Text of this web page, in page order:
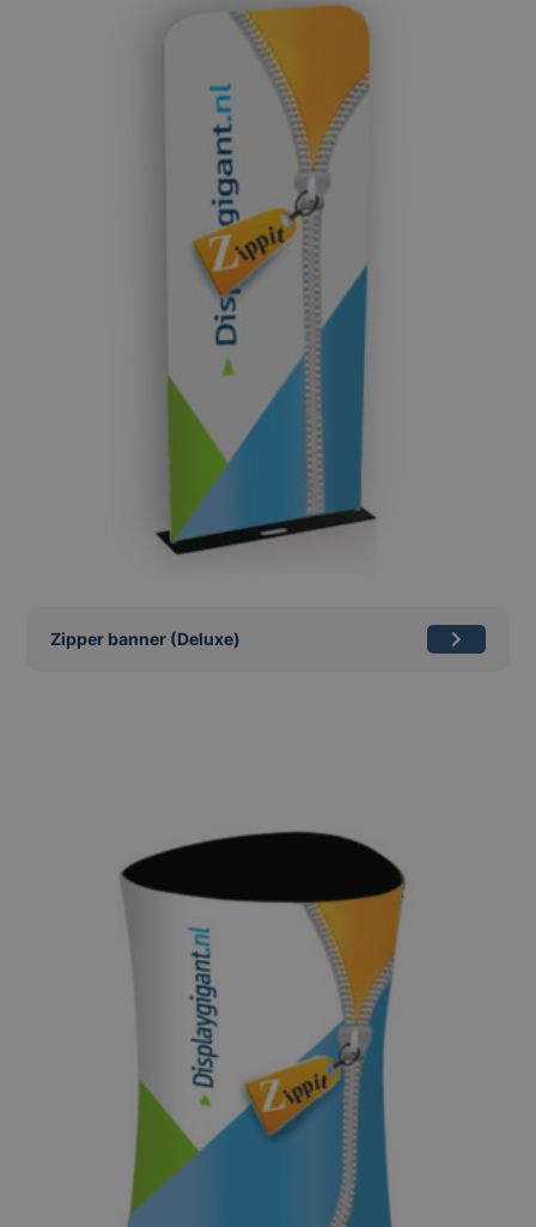
Zipper banner (Deluxe)